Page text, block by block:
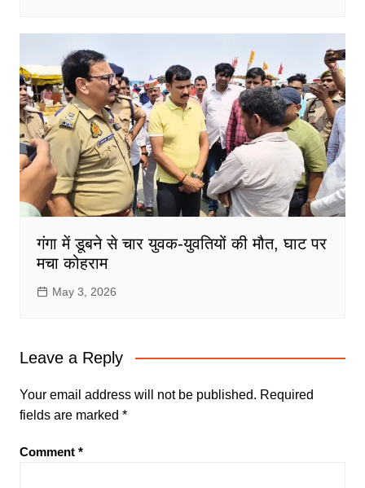
गंगा में डूबने से चार युवक-युवतियों की मौत, घाट पर
मचा कोहराम
May 3, 2026
Leave a Reply
Your email address will not be published. Required
fields are marked *
Comment *